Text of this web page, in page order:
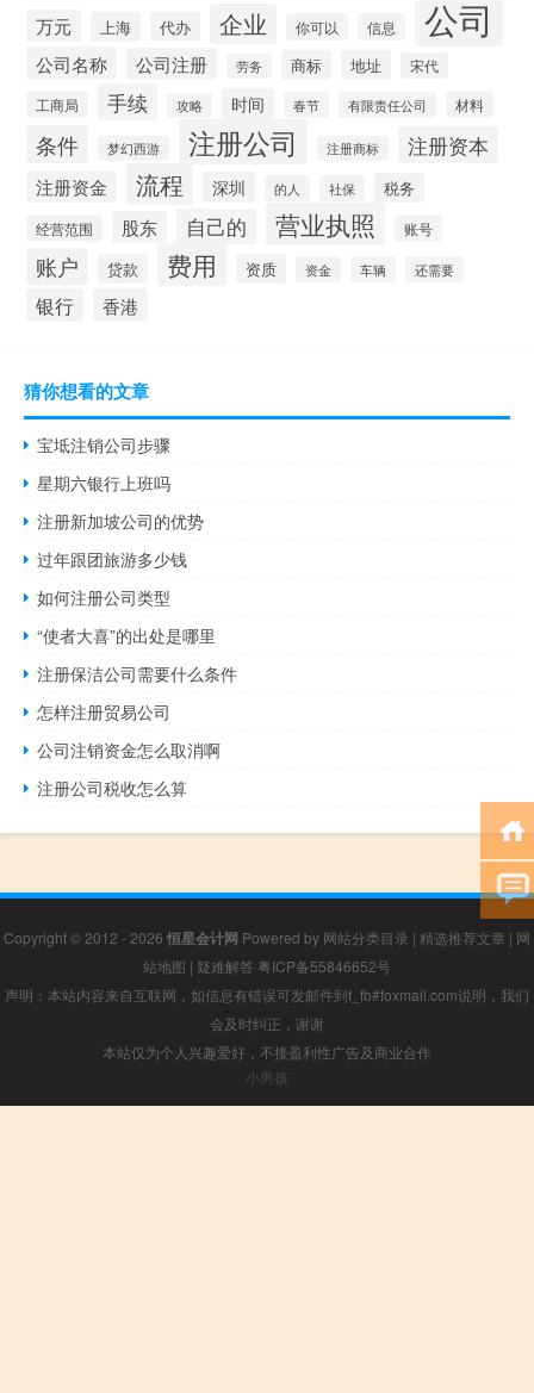
万元 上海 代办 企业 你可以 信息 公司
公司名称 公司注册 劳务 商标 地址 宋代
工商局 手续 攻略 时间 春节 有限责任公司 材料
条件 梦幻西游 注册公司 注册商标 注册资本
注册资金 流程 深圳 的人 社保 税务
经营范围 股东 自己的 营业执照 账号
账户 贷款 费用 资质 资金 车辆 还需要
银行 香港
猜你想看的文章
宝坻注销公司步骤
星期六银行上班吗
注册新加坡公司的优势
过年跟团旅游多少钱
如何注册公司类型
“使者大喜”的出处是哪里
注册保洁公司需要什么条件
怎样注册贸易公司
公司注销资金怎么取消啊
注册公司税收怎么算
Copyright © 2012 - 2026 恒星会计网 Powered by 网站分类目录 | 精选推荐文章 | 网
站地图 | 疑难解答 粤ICP备55846652号
声明：本站内容来自互联网，如信息有错误可发邮件到f_fb#foxmail.com说明，我们
会及时纠正，谢谢
本站仅为个人兴趣爱好，不接盈利性广告及商业合作
小男孩